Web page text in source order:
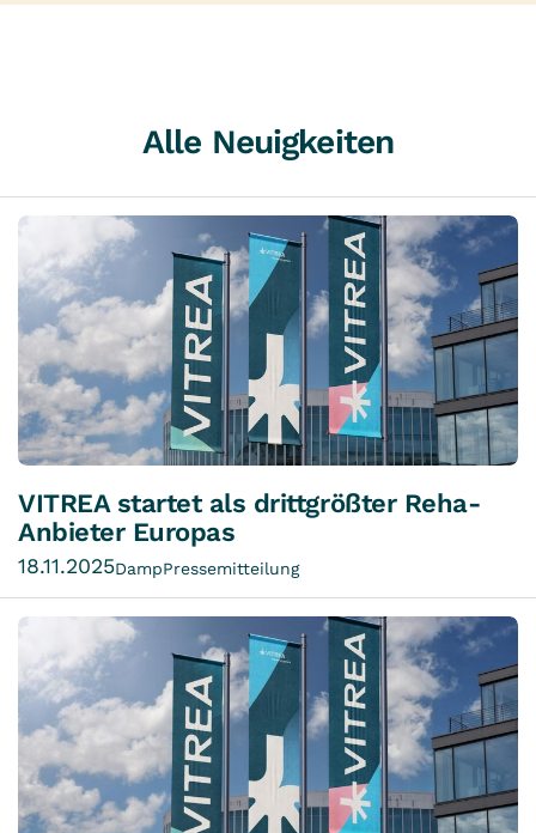
Alle Neuigkeiten
VITREA startet als drittgrößter Reha-
Anbieter Europas
18.11.2025DampPressemitteilung